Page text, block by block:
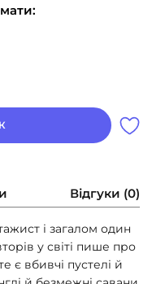
Відгуки (0)
і загалом один
у світі пише про
є вбивчі пустелі й